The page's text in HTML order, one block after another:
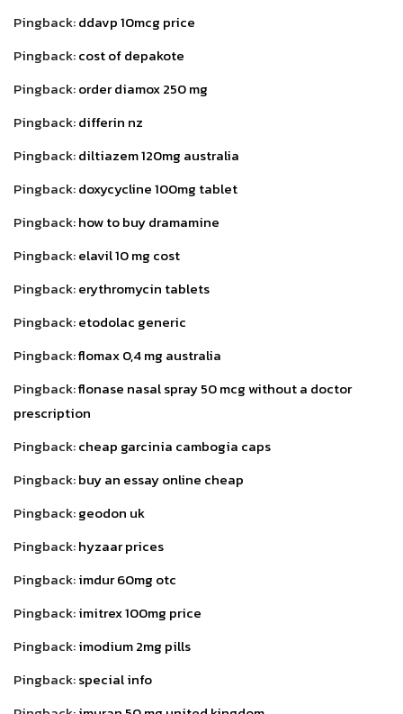
Pingback:ddavp 10mcg price
Pingback:cost of depakote
Pingback:order diamox 250 mg
Pingback:differin nz
Pingback:diltiazem 120mg australia
Pingback:doxycycline 100mg tablet
Pingback:how to buy dramamine
Pingback:elavil 10 mg cost
Pingback:erythromycin tablets
Pingback:etodolac generic
Pingback:flomax 0,4 mg australia
Pingback:flonase nasal spray 50 mcg without a doctor
prescription
Pingback:cheap garcinia cambogia caps
Pingback:buy an essay online cheap
Pingback:geodon uk
Pingback:hyzaar prices
Pingback:imdur 60mg otc
Pingback:imitrex 100mg price
Pingback:imodium 2mg pills
Pingback:special info